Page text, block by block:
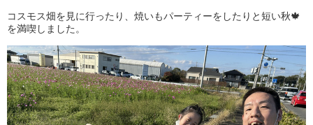
コスモス畑を見に行ったり、焼いもパーティーをしたりと短い秋🍁
を満喫しました。